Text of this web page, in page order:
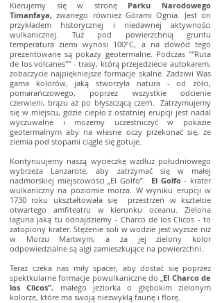
Kierujemy się w stronę Parku Narodowego
Timanfaya, zwanego również Górami Ognia. Jest on
przykładem historycznej i niedawnej aktywności
wulkanicznej. Tuż pod powierzchnią gruntu
temperatura ziemi wynosi 100°C, a na dowód tego
prezentowane są pokazy geotermalne. Podczas ""Ruta
de los volcanes"" - trasy, którą przejedziecie autokarem,
zobaczycie najpiękniejsze formacje skalne. Zadziwi Was
gama kolorów, jaką stworzyła natura - od żółci,
pomarańczowego, poprzez wszystkie odcienie
czerwieni, brązu aż po błyszczącą czerń. Zatrzymujemy
się w miejscu, gdzie ciepło z ostatniej erupcji jest nadal
wyczuwalne i możemy uczestniczyć w pokazie
geotermalnym aby na własne oczy przekonać się, że
ziemia pod stopami ciągle się gotuje.
Kontynuujemy naszą wycieczkę wzdłuż południowego
wybrzeża Lanzarote, aby zatrzymać się w małej
nadmorskiej miejscowości „El Golfo”.
El Golfo- krater
wulkaniczny na poziomie morza. W wyniku erupcji w
1730 roku ukształtowała się przestrzeń w kształcie
otwartego amfiteatru w kierunku oceanu. Zielona
laguna jaką tu odnajdziemy - Charco de los Clicos - to
zatopiony krater. Stężenie soli w wodzie jest wyższe niż
w Morzu Martwym, a za jej zielony kolor
odpowiedzialne są algi zamieszkujące na powierzchni.
Teraz czeka nas miły spacer, aby dostać się poprzez
spektkularne formacje powulkaniczne do „El Charco de
los Clicos”, małego jeziorka o głębokim zielonym
kolorze, które ma swoją niezwykłą faunę i florę.